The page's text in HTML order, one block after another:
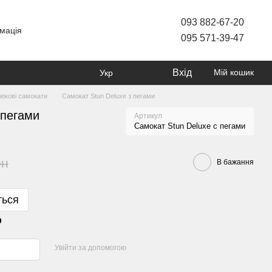
093 882-67-20
095 571-39-47
Укр Вхід Мій кошик
самокати Самокат Stun Deluxe з пегами
Артикул
Самокат Stun Deluxe с пегами
В бажання
Увійти за допомогою